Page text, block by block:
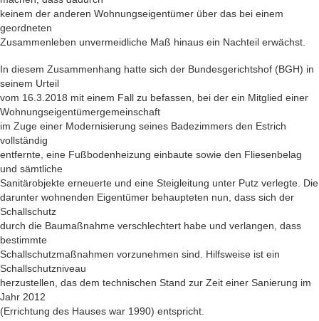
keinem der anderen Wohnungseigentümer über das bei einem
geordneten
Zusammenleben unvermeidliche Maß hinaus ein Nachteil erwächst.
In diesem Zusammenhang hatte sich der Bundesgerichtshof (BGH) in
seinem Urteil
vom 16.3.2018 mit einem Fall zu befassen, bei der ein Mitglied einer
Wohnungseigentümergemeinschaft
im Zuge einer Modernisierung seines Badezimmers den Estrich
vollständig
entfernte, eine Fußbodenheizung einbaute sowie den Fliesenbelag
und sämtliche
Sanitärobjekte erneuerte und eine Steigleitung unter Putz verlegte. Die
darunter wohnenden Eigentümer behaupteten nun, dass sich der
Schallschutz
durch die Baumaßnahme verschlechtert habe und verlangen, dass
bestimmte
Schallschutzmaßnahmen vorzunehmen sind. Hilfsweise ist ein
Schallschutzniveau
herzustellen, das dem technischen Stand zur Zeit einer Sanierung im
Jahr 2012
(Errichtung des Hauses war 1990) entspricht.